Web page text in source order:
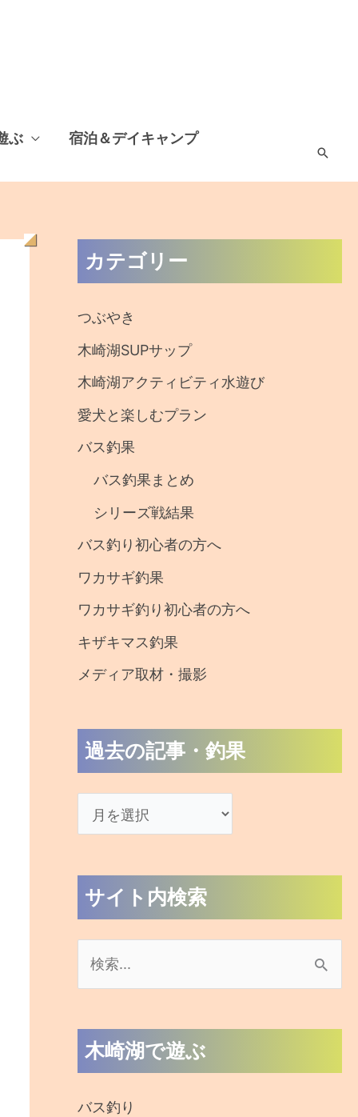
ぶ
宿泊＆デイキャンプ
検
カテゴリー
つぶやき
木崎湖SUPサップ
木崎湖アクティビティ水遊び
愛犬と楽しむプラン
バス釣果
バス釣果まとめ
シリーズ戦結果
バス釣り初心者の方へ
ワカサギ釣果
ワカサギ釣り初心者の方へ
キザキマス釣果
メディア取材・撮影
過去の記事・釣果
去
の
釣
果
サイト内検索
検
対
象
木崎湖で遊ぶ
バス釣り